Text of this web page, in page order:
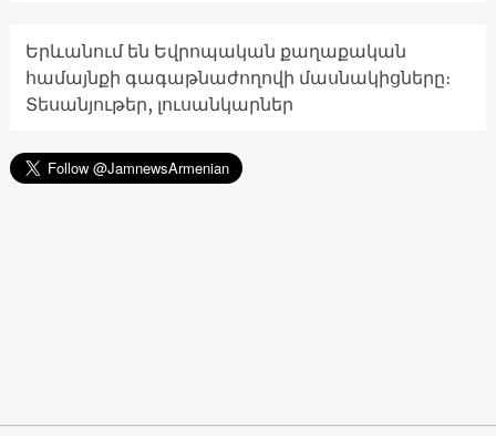
Երևանում են Եվրոպական քաղաքական
համայնքի գագաթնաժողովի մասնակիցները։
Տեսանյութեր, լուսանկարներ